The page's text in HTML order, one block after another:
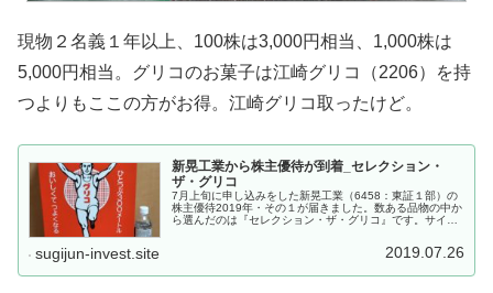
現物２名義１年以上、100株は3,000円相当、1,000株は
5,000円相当。グリコのお菓子は江崎グリコ（2206）を持
つよりもここの方がお得。江崎グリコ取ったけど。
新晃工業から株主優待が到着_セレクション・
ザ・グリコ
7月上旬に申し込みをした新晃工業（6458：東証１部）の
株主優待2019年・その１が届きました。数ある品物の中か
ら選んだのは『セレクション・ザ・グリコ』です。サイズ
sugijun-invest.site 2019.07.26